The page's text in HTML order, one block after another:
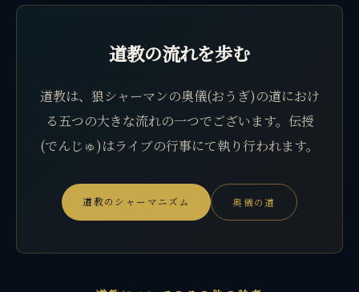
道教の流れを歩む
道教は、狼シャーマンの奥儀(おうぎ)の道におけ
る五つの大きな流れの一つでございます。伝授
(でんじゅ)はライブの行事にて執り行われます。
道教のシャーマニズム 奥儀の道